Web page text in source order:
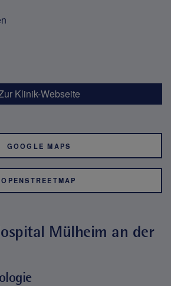
Klinik-Webseite
GOOGLE MAPS
OPENSTREETMAP
Mülheim an der